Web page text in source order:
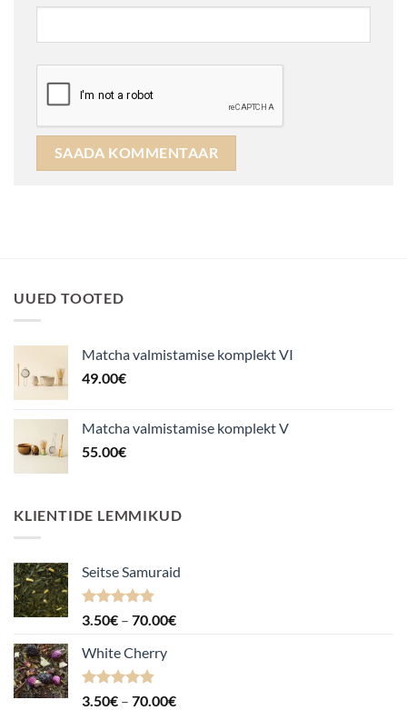
UUED TOOTED
Matcha valmistamise komplekt VI
49.00€
Matcha valmistamise komplekt V
55.00€
KLIENTIDE LEMMIKUD
Seitse Samuraid
Hinnanguga
3.50€ – 70.00€Hinnavahemik:
White Cherry
Hinnanguga
3.50€ – 70.00€Hinnavahemik: